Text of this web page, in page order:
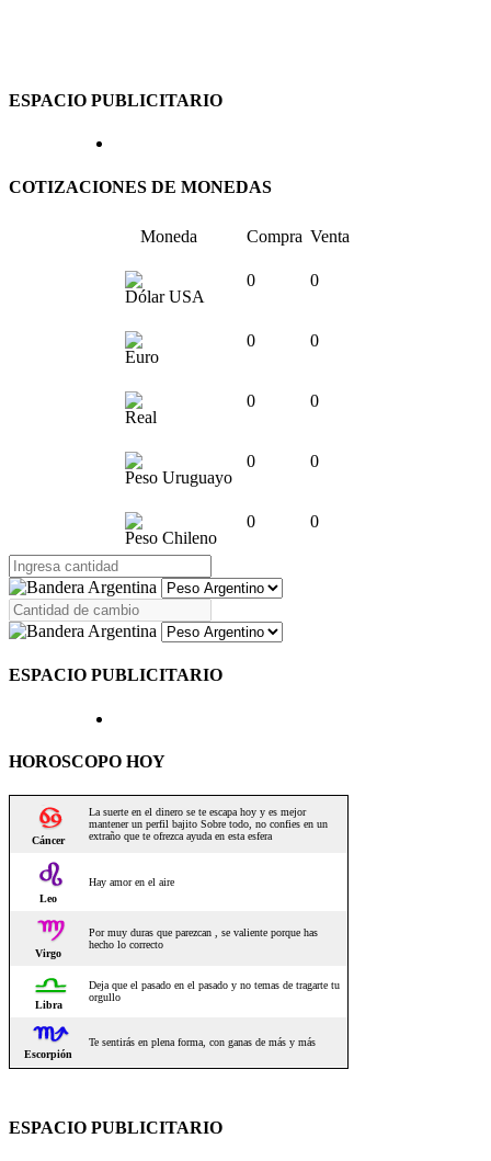
ESPACIO PUBLICITARIO
COTIZACIONES DE MONEDAS
Moneda Compra Venta
Dólar USA
0 0
Euro
0 0
Real
0 0
Peso Uruguayo
0 0
Peso Chileno
0 0
ESPACIO PUBLICITARIO
HOROSCOPO HOY
ESPACIO PUBLICITARIO